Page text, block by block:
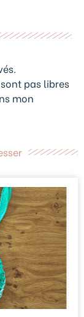
pas libres
mon